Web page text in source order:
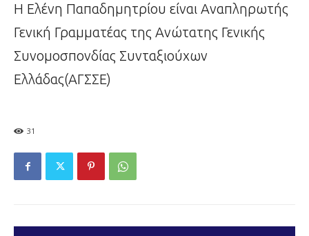
Η Ελένη Παπαδημητρίου είναι Αναπληρωτής
Γενική Γραμματέας της Ανώτατης Γενικής
Συνομοσπονδίας Συνταξιούχων
Ελλάδας(ΑΓΣΣΕ)
31